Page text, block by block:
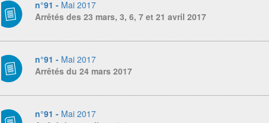
n°91 - Mai 2017
Arrêtés des 23 mars, 3, 6, 7 et 21 avril 2017
n°91 - Mai 2017
Arrêtés du 24 mars 2017
n°91 - Mai 2017